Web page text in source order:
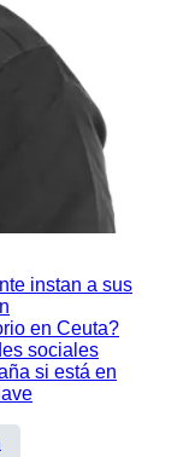
instan a sus
en Ceuta?
sociales
si está en